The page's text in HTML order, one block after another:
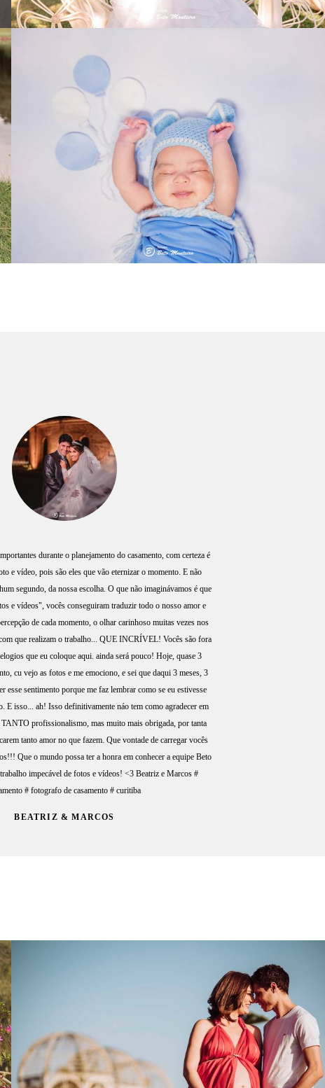
2130 0
durante o planejamento do casamento, com certeza é
e vídeo, pois são eles que vão eternizar o momento. E não
segundo, da nossa escolha. O que não imaginávamos é que
e vídeos", vocês conseguiram traduzir todo o nosso amor e
de cada momento, o olhar carinhoso muitas vezes nos
que realizam o trabalho... QUE INCRÍVEL! Vocês são fora
que eu coloque aqui. ainda será pouco! Hoje, quase 3
cu vejo as fotos e me emociono, e sei que daqui 3 meses, 3
esse sentimento porque me faz lembrar como se eu estivesse
E isso... ah! Isso definitivamente náo tem como agradecer em
profissionalismo, mas muito mais obrigada, por tanta
tanto amor no que fazem. Que vontade de carregar vocês
Que o mundo possa ter a honra em conhecer a equipe Beto
impecável de fotos e vídeos! <3 Beatriz e Marcos #
# fotografo de casamento # curitiba
BEATRIZ & MARCOS